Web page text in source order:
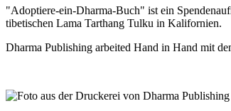
"Adoptiere-ein-Dharma-Buch" ist ein
tibetischen Lama Tarthang Tulku in Kalifornien.
Dharma Publishing arbeited Hand in Hand mit